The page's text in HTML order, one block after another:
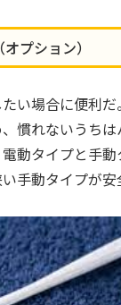
プション）
い場合に便利
慣れないうち
動タイプと手動
手動タイプが安